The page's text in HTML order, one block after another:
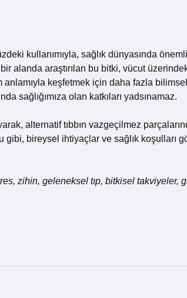
kullanımıyla, sağlık dünyasında
alanda araştırılan bu bitki, vücut
keşfetmek için daha fazla bilimsel
sağlığımıza olan katkıları yadsınamaz.
alternatif tıbbın vazgeçilmez
bireysel ihtiyaçlar ve sağlık koşulları
zihin, geleneksel tıp, bitkisel takviyeler,